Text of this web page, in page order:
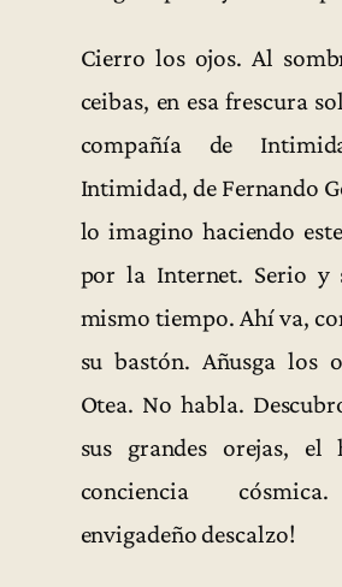
Cierro los ojos. Al
ceibas, en esa frescura
compañía de
Intimidad, de Fernando
lo imagino haciendo
por la Internet. Serio y
mismo tiempo. Ahí va,
su bastón. Añusga los
Otea. No habla.
sus grandes orejas, el
conciencia
envigadeño descalzo!